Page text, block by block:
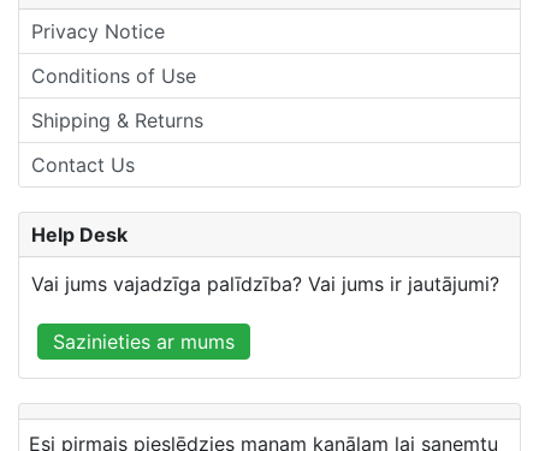
Privacy Notice
Conditions of Use
Shipping & Returns
Contact Us
Help Desk
Vai jums vajadzīga palīdzība? Vai jums ir jautājumi?
Sazinieties ar mums
Esi pirmais pieslēdzies manam kanālam lai saņemtu